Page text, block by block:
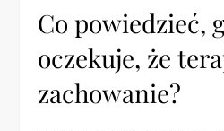
Co powiedzieć,
oczekuje, że
zachowanie?